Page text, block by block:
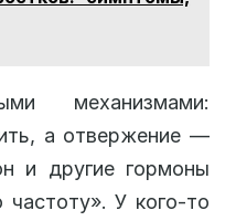
механизмами:
а отвержение —
и другие гормоны
У кого-то